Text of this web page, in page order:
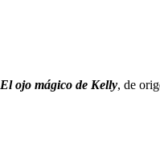
El ojo mágico de Kelly, de